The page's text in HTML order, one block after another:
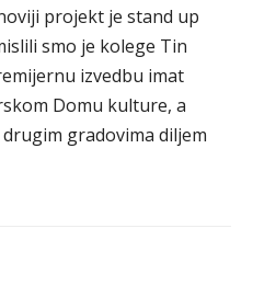
projekt je stand up
smo je kolege Tin
izvedbu imat
Domu kulture, a
gradovima diljem